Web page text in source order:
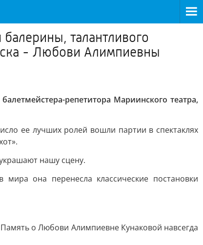
талантливого
- Любови Алимпиевны
репетитора Мариинского театра,
ее лучших ролей вошли партии в спектаклях
нашу сцену.
она перенесла классические постановки
о Любови Алимпиевне Кунаковой навсегда